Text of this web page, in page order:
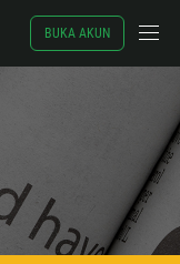
BUKA AKUN